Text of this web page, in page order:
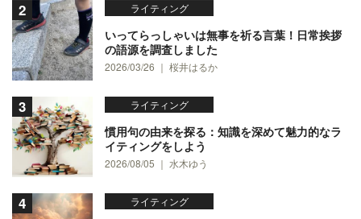
ライティング
いってらっしゃいは無事を祈る言葉！日常挨拶
の語源を調査しました
2026/03/26 ｜ 桜井はるか
ライティング
慣用句の由来を探る：知識を深めて魅力的なラ
イティングをしよう
2026/08/05 ｜ 水木ゆう
ライティング